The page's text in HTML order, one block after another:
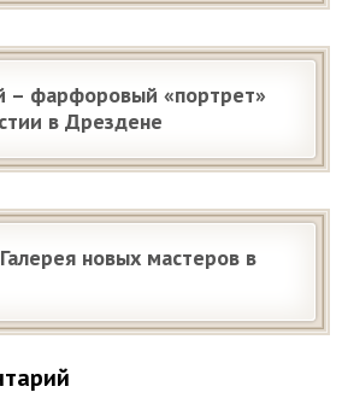
– фарфоровый «портрет»
в Дрездене
новых мастеров в